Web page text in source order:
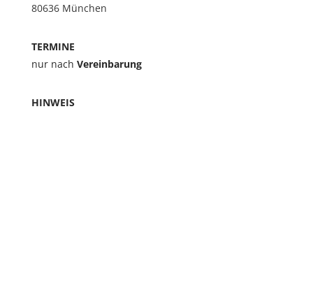
80636 München
TERMINE
nur nach Vereinbarung
HINWEIS